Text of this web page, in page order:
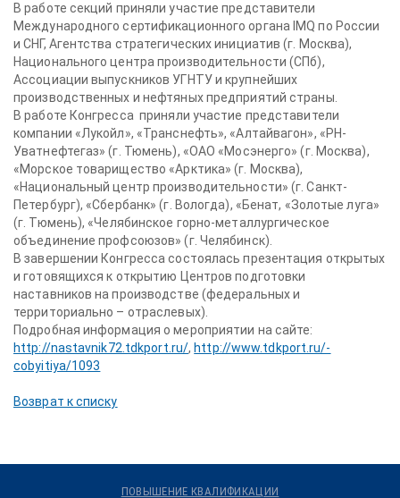
В работе секций приняли участие представители
Международного сертификационного органа IMQ по России
и СНГ, Агентства стратегических инициатив (г. Москва),
Национального центра производительности (СПб),
Ассоциации выпускников УГНТУ и крупнейших
производственных и нефтяных предприятий страны.
В работе Конгресса приняли участие представители
компании «Лукойл», «Транснефть», «Алтайвагон», «РН-
Уватнефтегаз» (г. Тюмень), «ОАО «Мосэнерго» (г. Москва),
«Морское товарищество «Арктика» (г. Москва),
«Национальный центр производительности» (г. Санкт-
Петербург), «Сбербанк» (г. Вологда), «Бенат, «Золотые луга»
(г. Тюмень), «Челябинское горно-металлургическое
объединение профсоюзов» (г. Челябинск).
В завершении Конгресса состоялась презентация открытых
и готовящихся к открытию Центров подготовки
наставников на производстве (федеральных и
территориально – отраслевых).
Подробная информация о мероприятии на сайте:
http://nastavnik72.tdkport.ru/, http://www.tdkport.ru/-
cobyitiya/1093
Возврат к списку
ПОВЫШЕНИЕ КВАЛИФИКАЦИИ